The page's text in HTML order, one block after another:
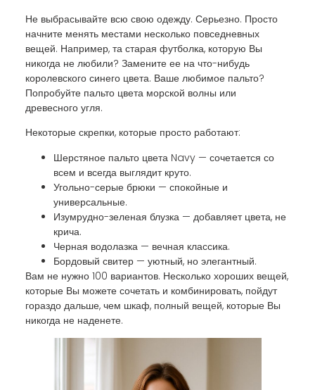
Не выбрасывайте всю свою одежду. Серьезно. Просто
начните менять местами несколько повседневных
вещей. Например, та старая футболка, которую Вы
никогда не любили? Замените ее на что-нибудь
королевского синего цвета. Ваше любимое пальто?
Попробуйте пальто цвета морской волны или
древесного угля.
Некоторые скрепки, которые просто работают:
Шерстяное пальто цвета Navy — сочетается со
всем и всегда выглядит круто.
Угольно-серые брюки — спокойные и
универсальные.
Изумрудно-зеленая блузка — добавляет цвета, не
крича.
Черная водолазка — вечная классика.
Бордовый свитер — уютный, но элегантный.
Вам не нужно 100 вариантов. Несколько хороших вещей,
которые Вы можете сочетать и комбинировать, пойдут
гораздо дальше, чем шкаф, полный вещей, которые Вы
никогда не наденете.